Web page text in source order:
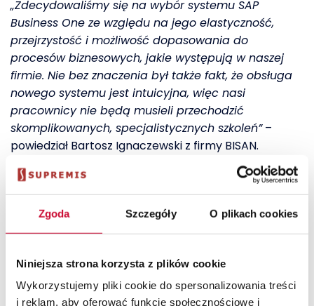
Zgoda Szczegóły O plikach cookies
Niniejsza strona korzysta z plików cookie
Wykorzystujemy pliki cookie do spersonalizowania treści
i reklam, aby oferować funkcje społecznościowe i
„Zdecydowaliśmy się na wybór systemu SAP
Business One ze względu na jego elastyczność,
przejrzystość i możliwość dopasowania do
procesów biznesowych, jakie występują w naszej
firmie. Nie bez znaczenia był także fakt, że obsługa
nowego systemu jest intuicyjna, więc nasi
pracownicy nie będą musieli przechodzić
skomplikowanych, specjalistycznych szkoleń”–
powiedział Bartosz Ignaczewski z firmy BISAN.
Wprowadzenie na rynek nowej edycji rozwiązania
SAP Business One – 2007A i całościowa, jasna
strategia dotycząca rozwoju systemów dla rynku
wspierany i rozwijany przez wiele lat. W ten sposób
nasza inwestycja w rozwój informatyki w naszej
firmie jest bezpieczna i pewna.”